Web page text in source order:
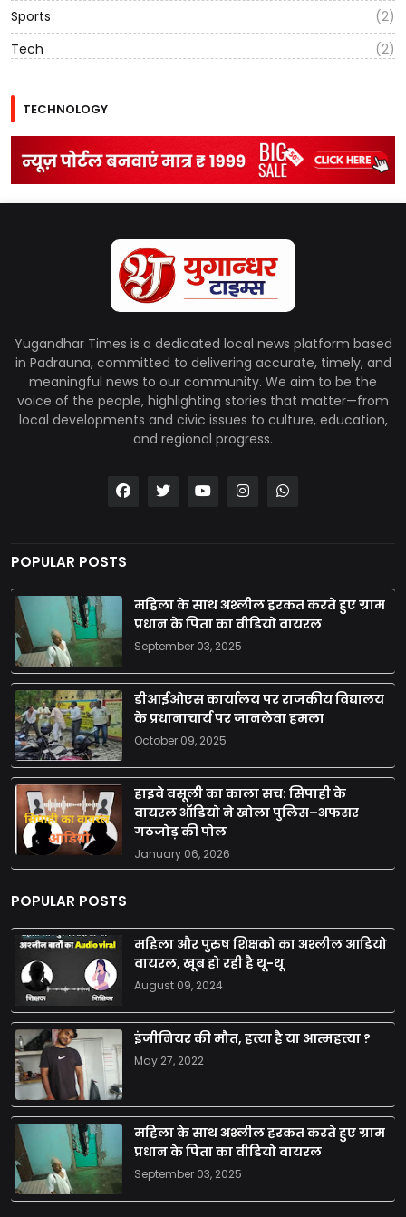
Sports
(2)
Tech
(2)
TECHNOLOGY
Yugandhar Times is a dedicated local news platform based
in Padrauna, committed to delivering accurate, timely, and
meaningful news to our community. We aim to be the
voice of the people, highlighting stories that matter—from
local developments and civic issues to culture, education,
and regional progress.
POPULAR POSTS
महिला के साथ अश्लील हरकत करते हुए ग्राम
प्रधान के पिता का वीडियो वायरल
September 03, 2025
डीआईओएस कार्यालय पर राजकीय विद्यालय
के प्रधानाचार्य पर जानलेवा हमला
October 09, 2025
हाइवे वसूली का काला सच: सिपाही के
वायरल ऑडियो ने खोला पुलिस–अफसर
गठजोड़ की पोल
January 06, 2026
POPULAR POSTS
महिला और पुरुष शिक्षको का अश्लील आडियो
वायरल, खूब हो रही है थू-थू
August 09, 2024
इंजीनियर की मौत, हत्या है या आत्महत्या ?
May 27, 2022
महिला के साथ अश्लील हरकत करते हुए ग्राम
प्रधान के पिता का वीडियो वायरल
September 03, 2025